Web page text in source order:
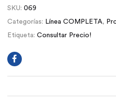
SKU: 069
Categorías: Línea COMPLETA,
Etiqueta: Consultar Precio!